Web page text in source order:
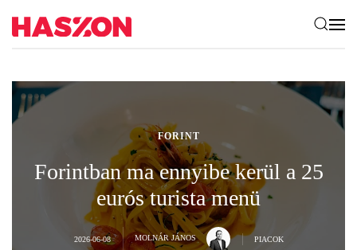
FORINT
Forintban ma ennyibe kerül a 25
eurós turista menü
2026-06-08 MOLNÁR JÁNOS PIACOK